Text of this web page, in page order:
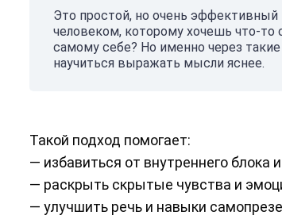
Это простой, но очень
человеком, которому хочешь что-то
самому себе? Но именно через
научиться выражать мысли яснее.
Такой подход помогает:
— избавиться от внутреннего блока
— раскрыть скрытые чувства и
— улучшить речь и навыки